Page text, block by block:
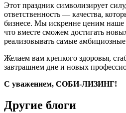
Этот праздник символизирует
ответственность — качества,
бизнесе. Мы искренне ценим наше
что вместе сможем достигать
реализовывать самые
Желаем вам крепкого здоровья,
завтрашнем дне и новых
С уважением, СОБИ-ЛИЗИНГ!
Другие блоги